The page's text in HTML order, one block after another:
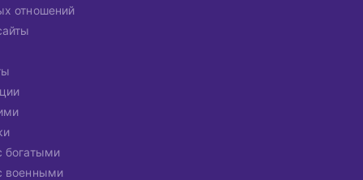
отношений
богатыми
военными